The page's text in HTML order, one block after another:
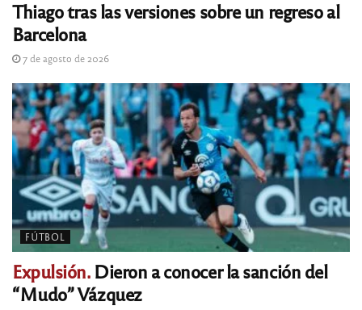
Thiago tras las versiones sobre un regreso al
Barcelona
7 de agosto de 2026
FÚTBOL
Expulsión.Dieron a conocer la sanción del
“Mudo” Vázquez